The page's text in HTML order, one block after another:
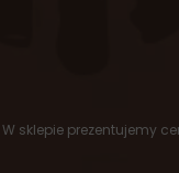
W sklepie prezentujemy